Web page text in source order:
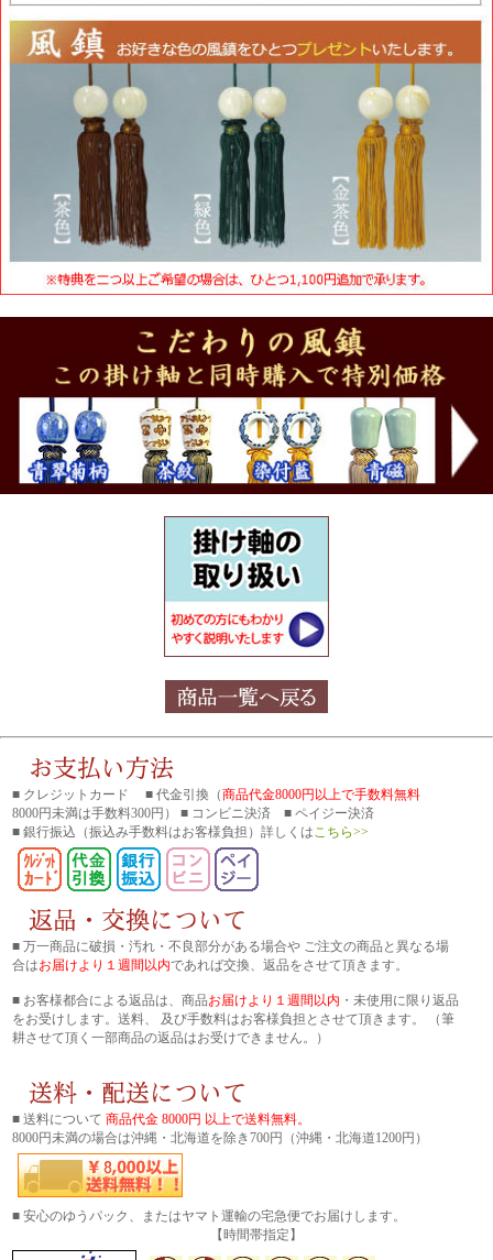
■ クレジットカード ■ 代金引換（商品代金8000円以上で手数料無料
8000円未満は手数料300円） ■ コンビニ決済 ■ ペイジー決済
■ 銀行振込 （振込み手数料はお客様負担）詳しくは こちら>>
■ 万一商品に破損・汚れ・不良部分がある場合や ご注文の商品と異なる場
合はお届けより１週間以内であれば交換、返品をさせて頂きます。
■ お客様都合による返品は、商品お届けより１週間以内 ・未使用に限り返品
をお受けします。送料、 及び手数料はお客様負担とさせて頂きます。 （筆
耕させて頂く一部商品の返品はお受けできません。）
■ 送料について 商品代金 8000円 以上で送料無料。
8000円未満の場合は沖縄・北海道を除き700円（沖縄・北海道1200円）
■ 安心のゆうパック、またはヤマト運輸の宅急便でお届けします。
【時間帯指定】